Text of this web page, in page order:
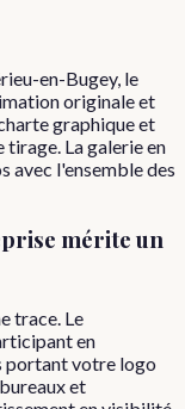
en-Bugey, le
originale et
graphique et
tirage. La galerie en
avec l'ensemble des
mérite un
trace. Le
en
portant votre logo
et